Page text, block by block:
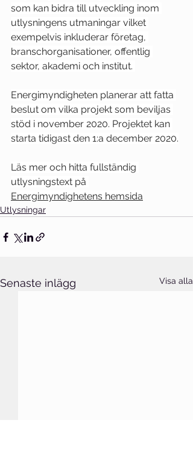
som kan bidra till utveckling inom
utlysningens utmaningar vilket
exempelvis inkluderar företag,
branschorganisationer, offentlig
sektor, akademi och institut.
Energimyndigheten planerar att fatta
beslut om vilka projekt som beviljas
stöd i november 2020. Projektet kan
starta tidigast den 1:a december 2020.
Läs mer och hitta fullständig
utlysningstext på
Energimyndighetens hemsida
Utlysningar
Senaste inlägg Visa alla